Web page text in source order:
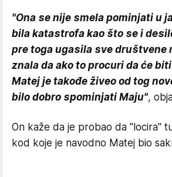
"Ona se nije smela pominjati u
bila katastrofa kao što se i
pre toga ugasila sve društvene
znala da ako to procuri da će
Matej je takođe živeo od tog
bilo dobro spominjati Maju",
On kaže da je probao da "locira"
kod koje je navodno Matej bio